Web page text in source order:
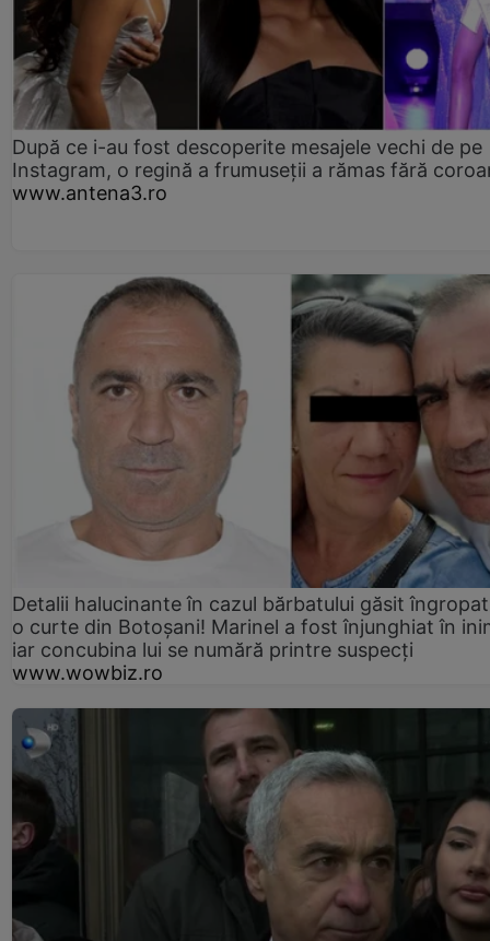
După ce i-au fost descoperite mesajele vechi de pe
Instagram, o regină a frumuseții a rămas fără
www.antena3.ro
Detalii halucinante în cazul bărbatului găsit
o curte din Botoșani! Marinel a fost înjunghiat în
iar concubina lui se numără printre suspecți
www.wowbiz.ro